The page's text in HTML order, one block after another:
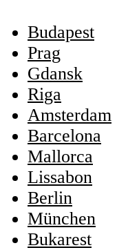
Budapest
Prag
Gdansk
Riga
Amsterdam
Barcelona
Mallorca
Lissabon
Berlin
München
Bukarest